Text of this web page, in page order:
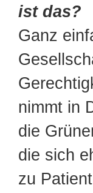
ist das?
Ganz
nimmt in
die
die sich
zu